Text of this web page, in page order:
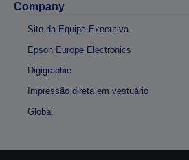
Company
Site da Equipa Executiva
Epson Europe Electronics
Digigraphie
Impressão direta em vestuário
Global